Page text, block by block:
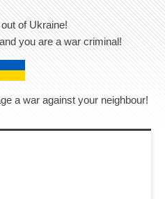
of Ukraine!
you are a war criminal!
a war against your neighbour!